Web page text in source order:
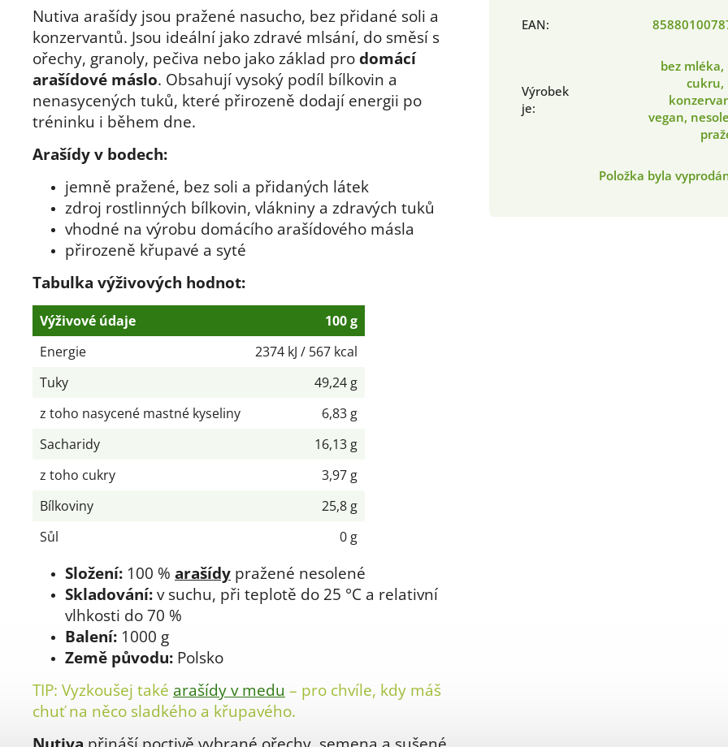
Nutiva arašídy jsou pražené nasucho, bez přidané soli a
konzervantů. Jsou ideální jako zdravé mlsání, do směsí s
ořechy, granoly, pečiva nebo jako základ pro domácí
arašídové máslo. Obsahují vysoký podíl bílkovin a
nenasycených tuků, které přirozeně dodají energii po
tréninku i během dne.
Arašídy v bodech:
jemně pražené, bez soli a přidaných látek
zdroj rostlinných bílkovin, vlákniny a zdravých tuků
vhodné na výrobu domácího arašídového másla
přirozeně křupavé a syté
Tabulka výživových hodnot:
Výživové údaje
100 g
Energie
2374 kJ / 567 kcal
Tuky
49,24 g
z toho nasycené mastné kyseliny
6,83 g
Sacharidy
16,13 g
z toho cukry
3,97 g
Bílkoviny
25,8 g
Sůl
0 g
Složení: 100 % arašídy pražené nesolené
Skladování: v suchu, při teplotě do 25 °C a relativní
vlhkosti do 70 %
Balení: 1000 g
Země původu: Polsko
TIP: Vyzkoušej také arašídy v medu – pro chvíle, kdy máš
chuť na něco sladkého a křupavého.
EAN:
Výrobek
je:
bez mléka,
cukru,
vegan,
Položka byla